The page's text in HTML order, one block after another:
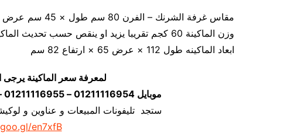
مقاس غرفة الشرنك – الفرن 80 سم طول × 45 سم عرض × 35 سم ارتفاع
وزن الماكينة 60 كجم تقريبا يزيد او ينقص حسب تحديث الماكينة
ابعاد الماكينه طول 112 × عرض 65 × ارتفاع 82 سم
لمعرفة سعر الماكينة يرجى
موبايل 01211116954 – 01211116955 – 01211116956–01211116958
ستجد تليفونات المبيعات و عناوين و
en7xfB